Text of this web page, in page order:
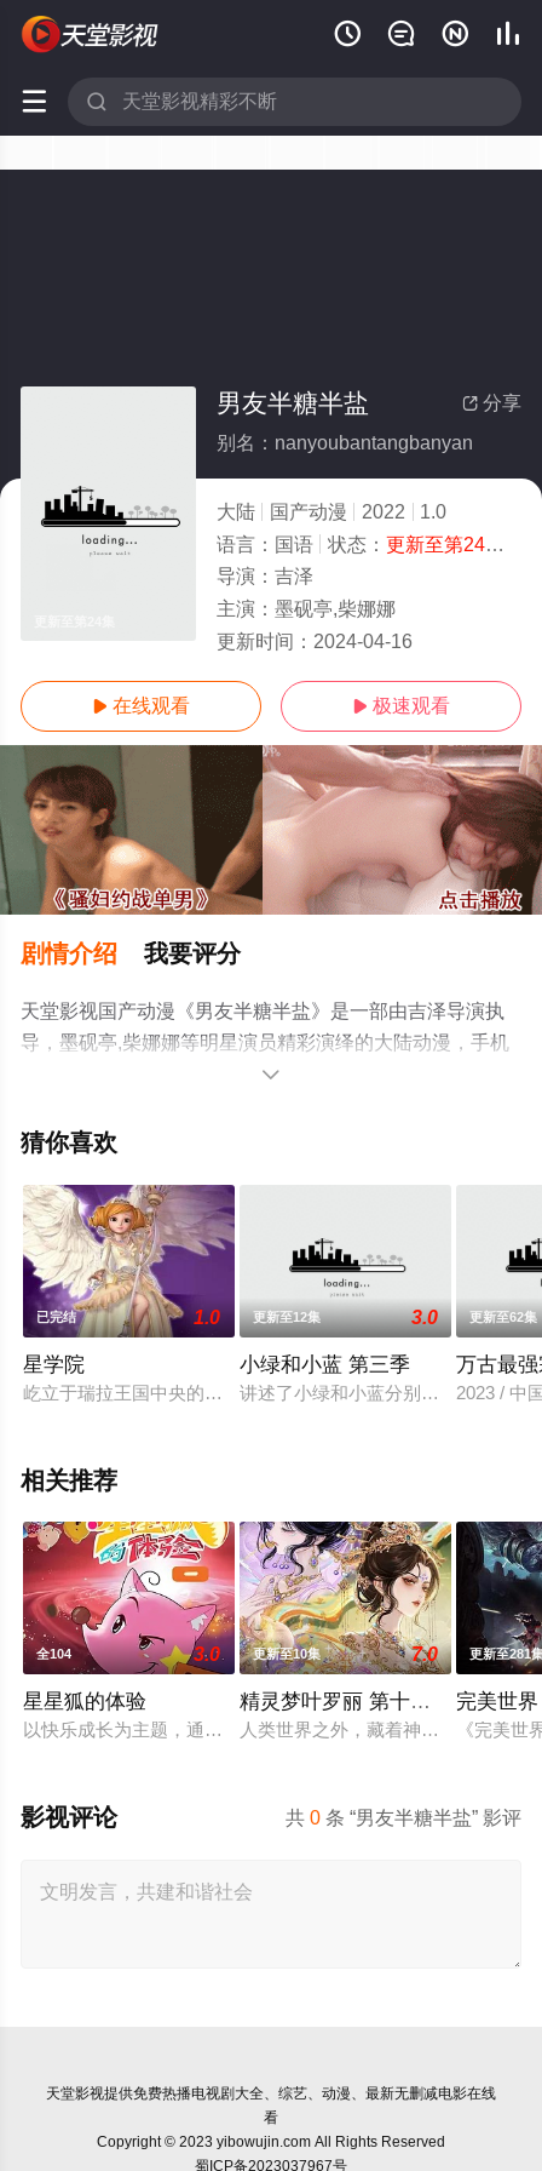
   
 
 分享
男友半糖半盐
别名：nanyoubantangbanyan
大陆 国产动漫 2022
1.0
语言： 国语 状态： 更新至第24集
导演： 吉泽
主演： 墨砚亭,柴娜娜
更新时间： 2024-04-16
 在线观看  极速观看
剧情介绍 我要评分
天堂影视国产动漫《男友半糖半盐》是一部由吉泽导演执
导，墨砚亭,柴娜娜等明星演员精彩演绎的大陆动漫，手机
免费观看高清未删减完整版动漫全集就上天堂电影网，更
解。

猜你喜欢
已完结 1.0
星学院
屹立于瑞拉王国中央的魔法学院，是所有孩子们的梦想之地，
更新至12集 3.0
小绿和小蓝 第三季
讲述了小绿和小蓝分别化身成为了魔
更新至62集
万古最
2023 / 中
相关推荐
全104 3.0
星星狐的体验
以快乐成长为主题，通过星星狐演绎不同的职业角色，帮助了
更新至10集 7.0
精灵梦叶罗丽 第十一季（下）
人类世界之外，藏着神秘而美好的叶
更新至281
完美世界
《完美
共0 条 “男友半糖半盐” 影评
影视评论
天堂影视提供免费热播电视剧大全、综艺、动漫、最新无删减电影在线
看
Copyright © 2023 yibowujin.com All Rights Reserved
蜀ICP备2023037967号